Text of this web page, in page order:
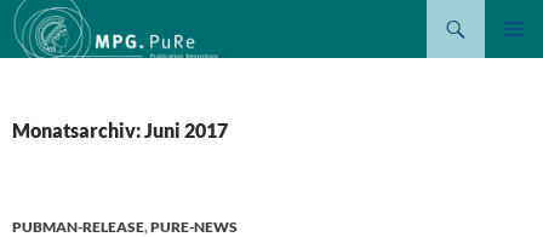
Suchen
ZUM
Monatsarchiv: Juni 2017
PUBMAN-RELEASE,PURE-NEWS